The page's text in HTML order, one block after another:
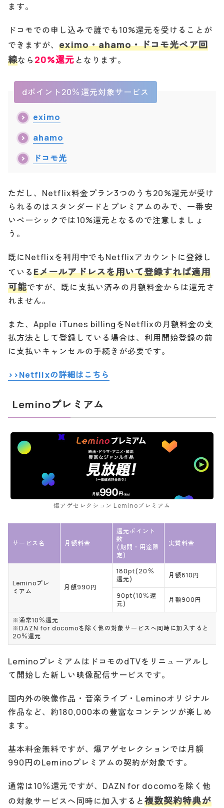
ます。
ドコモでの申し込みで誰でも10%還元を受けることが
できますが、eximo・ahamo・ドコモ光ペア回
線なら 20%還元 となります。
dポイント20％還元対象サービス
eximo
ahamo
ドコモ光
ただし、Netflix料金プラン3つのうち20%還元が受け
られるのはスタンダードとプレミアムのみで、一番安
いベーシックでは10%還元となるので注意しましょ
う。
既にNetflixを利用中でもNetflixアカウントに登録し
ているEメールアドレスを用いて登録すれば適用
可能ですが、既に支払い済みの月額料金からは還元さ
れません。
また、Apple iTunes billingをNetflixの月額料金の支
払方法として登録している場合は、利用開始登録の前
に支払いキャンセルの手続きが必要です。
>>Netflixの詳細はこちら
Leminoプレミアム
爆アゲセレクション Leminoプレミアム
サービス名 月額料金
還元ポイント
数
(期間・用途限
定)
実質料金
Leminoプレ
ミアム
月額990円
180pt(20％
還元)
月額810円
90pt(10％還
元)
月額900円
※通常10％還元
※DAZN for docomoを除く他の対象サービスへ同時に加入すると
20％還元
LeminoプレミアムはドコモのdTVをリニューアルし
て開始した新しい映像配信サービスです。
国内外の映像作品・音楽ライブ・Leminoオリジナル
作品など、約180,000本の豊富なコンテンツが楽しめ
ます。
基本料金無料ですが、爆アゲセレクションでは月額
990円のLeminoプレミアムの契約が対象です。
通常は10％還元ですが、DAZN for docomoを除く他
の対象サービスへ同時に加入すると複数契約特典が